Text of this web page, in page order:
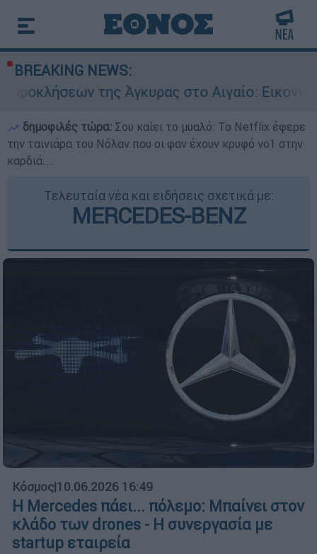
BREAKING NEWS:
Άγκυρας στο Αιγαίο: Εικονική αερομαχία
δημοφιλές τώρα: Σου καίει το μυαλό: Το Netflix έφερε
την ταινιάρα του Νόλαν που οι φαν έχουν κρυφό νο1 στην
καρδιά...
Τελευταία νέα και ειδήσεις σχετικά με:
MERCEDES-BENZ
Κόσμος|10.06.2026 16:49
Η Mercedes πάει... πόλεμο: Μπαίνει στον
κλάδο των drones - Η συνεργασία με
startup εταιρεία